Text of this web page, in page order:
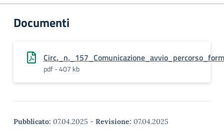
Documenti
pdf - 407 kb
Pubblicato: 07.04.2025 - Revisione: 07.04.2025